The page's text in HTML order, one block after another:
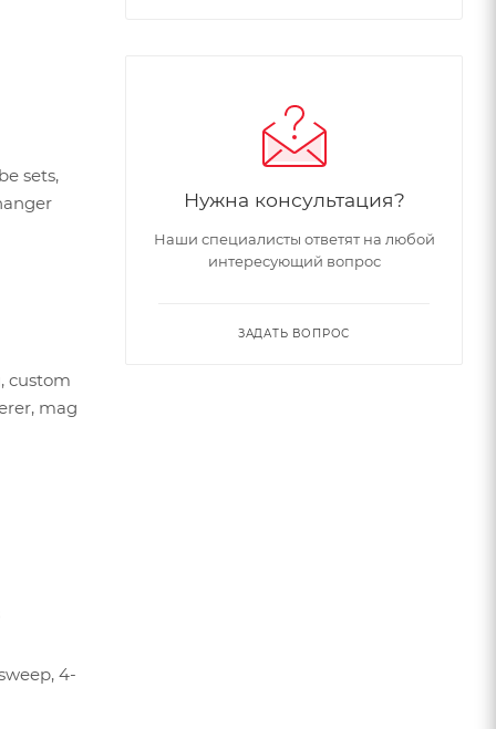
sets,
custom
mag
4-
Нужна консультация?
Наши специалисты ответят на любой
интересующий вопрос
ЗАДАТЬ ВОПРОС